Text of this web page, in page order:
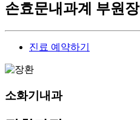
손효문내과계 부원장
진료 예약하기
소화기내과